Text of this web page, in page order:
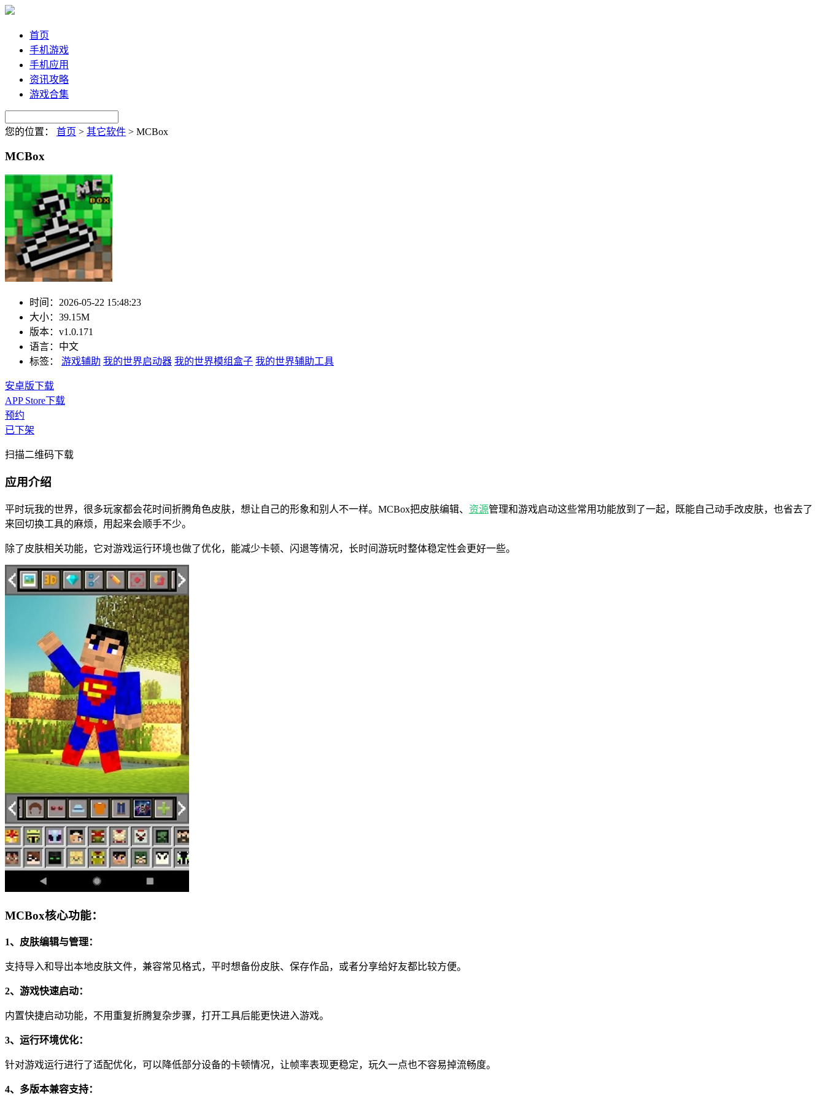
首页
手机游戏
手机应用
资讯攻略
游戏合集
您的位置： 首页 > 其它软件 > MCBox
MCBox
时间： 2026-05-22 15:48:23
大小： 39.15M
版本： v1.0.171
语言： 中文
标签：
游戏辅助 我的世界启动器 我的世界模组盒子 我的世界辅助工具
安卓版下载
APP Store下载
预约
已下架
扫描二维码下载
应用介绍
平时玩我的世界，很多玩家都会花时间折腾角色皮肤，想让自己的形象和别人不一样。MCBox把皮肤编辑、 资源管理和游戏启动这些常用功能放到了一起，既能自己动手改皮肤，也省去了
来回切换工具的麻烦，用起来会顺手不少。
除了皮肤相关功能，它对游戏运行环境也做了优化，能减少卡顿、闪退等情况，长时间游玩时整体稳定性会更好一些。
MCBox核心功能：
1、皮肤编辑与管理：
支持导入和导出本地皮肤文件，兼容常见格式，平时想备份皮肤、保存作品，或者分享给好友都比较方便。
2、游戏快速启动：
内置快捷启动功能，不用重复折腾复杂步骤，打开工具后能更快进入游戏。
3、运行环境优化：
针对游戏运行进行了适配优化，可以降低部分设备的卡顿情况，让帧率表现更稳定，玩久一点也不容易掉流畅度。
4、多版本兼容支持：